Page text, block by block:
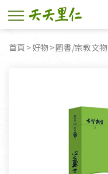
首頁 好物 圖書/宗教文物